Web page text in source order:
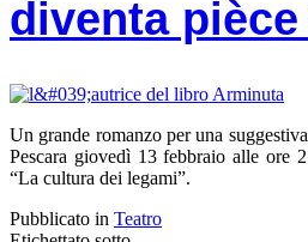
diventa
Un grande romanzo per una
Pescara giovedì 13 febbraio alle ore
“La cultura dei legami”.
Pubblicato in Teatro